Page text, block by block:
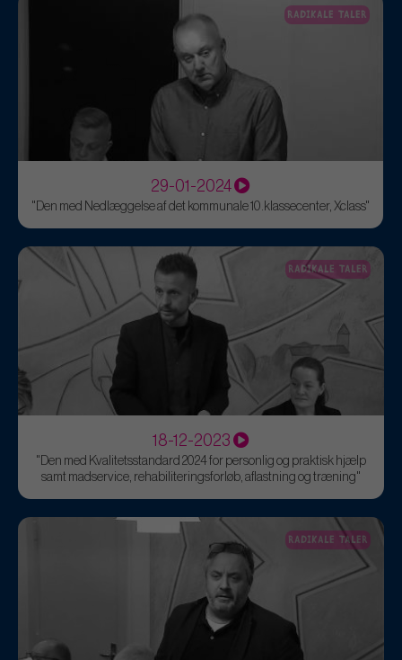
RADIKALE TALER
29-01-2024
"Den med Nedlæggelse af det kommunale 10.klassecenter, Xclass"
RADIKALE TALER
18-12-2023
"Den med Kvalitetsstandard 2024 for personlig og praktisk hjælp
samt madservice, rehabiliteringsforløb, aflastning og træning"
RADIKALE TALER